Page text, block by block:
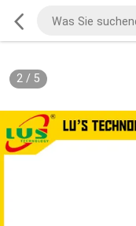
2/ 5